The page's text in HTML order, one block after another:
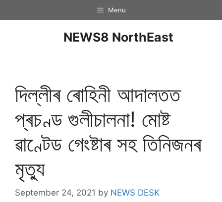
Menu
NEWS8 NorthEast
দিল্লীৰ ৰোহিনী আদালতত
প্ৰচণ্ড গুলীচালনা! মোষ্ট
ৱাণ্টেড গেংষ্টাৰ সহ তিনিজনৰ
মৃত্যু
September 24, 2021 by NEWS DESK